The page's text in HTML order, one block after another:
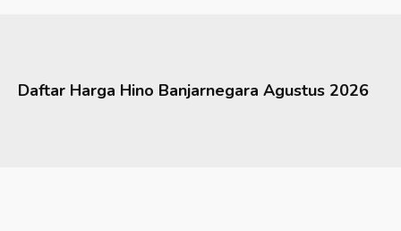
Daftar Harga Hino Banjarnegara Agustus 2026